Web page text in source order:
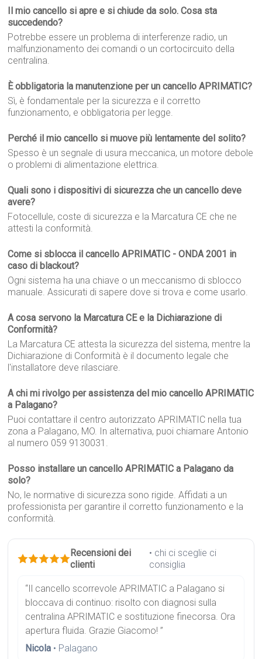
Il mio cancello si apre e si chiude da solo. Cosa sta
succedendo?
Potrebbe essere un problema di interferenze radio, un
malfunzionamento dei comandi o un cortocircuito della
centralina.
È obbligatoria la manutenzione per un cancello APRIMATIC?
Sì, è fondamentale per la sicurezza e il corretto
funzionamento, e obbligatoria per legge.
Perché il mio cancello si muove più lentamente del solito?
Spesso è un segnale di usura meccanica, un motore debole
o problemi di alimentazione elettrica.
Quali sono i dispositivi di sicurezza che un cancello deve
avere?
Fotocellule, coste di sicurezza e la Marcatura CE che ne
attesti la conformità.
Come si sblocca il cancello APRIMATIC - ONDA 2001 in
caso di blackout?
Ogni sistema ha una chiave o un meccanismo di sblocco
manuale. Assicurati di sapere dove si trova e come usarlo.
A cosa servono la Marcatura CE e la Dichiarazione di
Conformità?
La Marcatura CE attesta la sicurezza del sistema, mentre la
Dichiarazione di Conformità è il documento legale che
l'installatore deve rilasciare.
A chi mi rivolgo per assistenza del mio cancello APRIMATIC
a Palagano?
Puoi contattare il centro autorizzato APRIMATIC nella tua
zona a Palagano, MO. In alternativa, puoi chiamare Antonio
al numero 059 9130031.
Posso installare un cancello APRIMATIC a Palagano da
solo?
No, le normative di sicurezza sono rigide. Affidati a un
professionista per garantire il corretto funzionamento e la
conformità.
Recensioni dei
clienti
• chi ci sceglie ci
consiglia
“Il cancello scorrevole APRIMATIC a Palagano si
bloccava di continuo: risolto con diagnosi sulla
centralina APRIMATIC e sostituzione finecorsa. Ora
apertura fluida. Grazie Giacomo! ”
Nicola • Palagano